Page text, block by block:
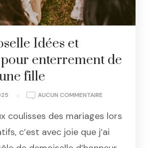
Idées et
enterrement de
fille
AUCUN COMMENTAIRE
IDÉES
ACTIVITÉS
coulisses des mariages lors
c’est avec joie que j’ai